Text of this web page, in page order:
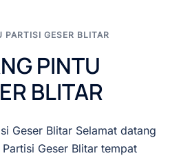
GESER BLITAR
PINTU
BLITAR
Geser Blitar Selamat datang
Geser Blitar tempat